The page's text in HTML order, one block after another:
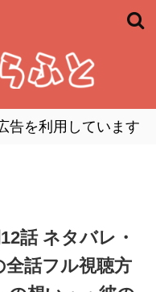
告を利用しています
話 ネタバレ・
話フル視聴方